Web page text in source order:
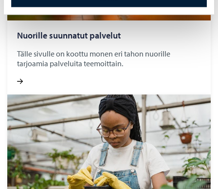
Nuo­ril­le suun­na­tut pal­ve­lut
Tälle sivulle on koottu monen eri tahon nuorille
tarjoamia palveluita teemoittain.